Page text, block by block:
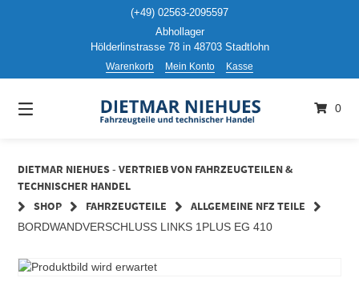
(+49) 02563-2095597
Abhollager
Hölderlinstrasse 78 in 48703 Stadtlohn
Warenkorb Mein Konto Kasse
0
DIETMAR NIEHUES - VERTRIEB VON FAHRZEUGTEILEN &
TECHNISCHER HANDEL
SHOP
FAHRZEUGTEILE ALLGEMEINE NFZ TEILE
BORDWANDVERSCHLUSS LINKS 1PLUS EG 410